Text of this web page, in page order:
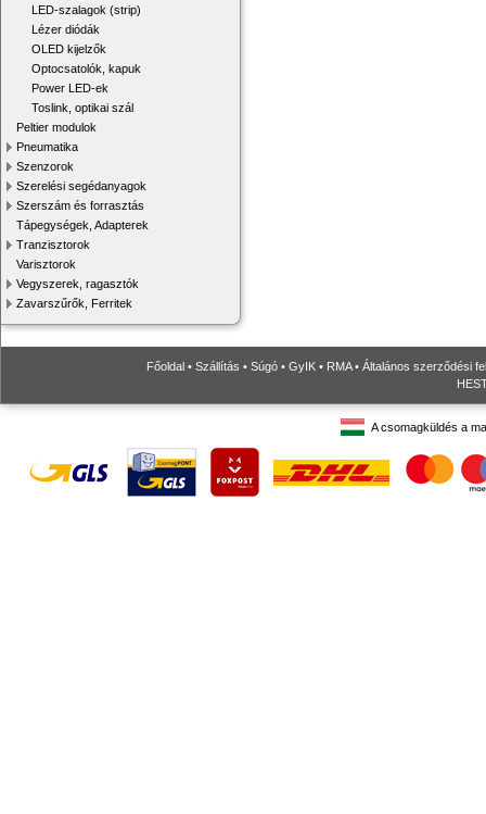
LED-szalagok (strip)
Lézer diódák
OLED kijelzők
Optocsatolók, kapuk
Power LED-ek
Toslink, optikai szál
Peltier modulok
Pneumatika
Szenzorok
Szerelési segédanyagok
Szerszám és forrasztás
Tápegységek, Adapterek
Tranzisztorok
Varisztorok
Vegyszerek, ragasztók
Zavarszűrők, Ferritek
Főoldal • Szállítás • Súgó • GyIK • RMA• Általános szerződési
A csomagküldés a